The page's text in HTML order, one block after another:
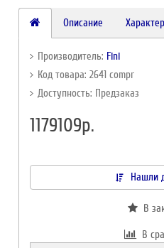
Описание
Производитель: Fini
Код товара: 2641 compr
Доступность: Предзаказ
1179109р.
Нашли
В
В